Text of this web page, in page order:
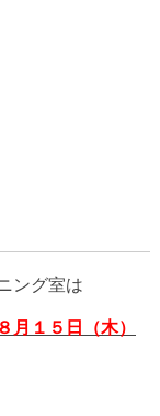
ング室は
月１５日（木）